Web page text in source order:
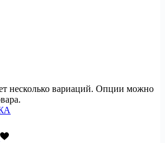
несколько вариаций. Опции можно